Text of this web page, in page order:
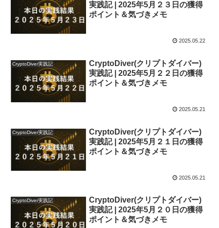
実践記 | 2025年5月２３日の獲得
ポイント＆気づきメモ
2025.05.22
CryptoDiver実践記
CryptoDiver(クリプトダイバー)
実践記 | 2025年5月２２日の獲得
ポイント＆気づきメモ
2025.05.21
CryptoDiver実践記
CryptoDiver(クリプトダイバー)
実践記 | 2025年5月２１日の獲得
ポイント＆気づきメモ
2025.05.21
CryptoDiver実践記
CryptoDiver(クリプトダイバー)
実践記 | 2025年5月２０日の獲得
ポイント＆気づきメモ